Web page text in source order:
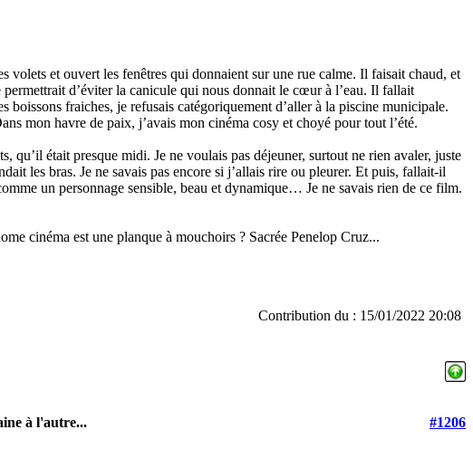
volets et ouvert les fenêtres qui donnaient sur une rue calme. Il faisait chaud, et
d’éviter la canicule qui nous donnait le cœur à l’eau. Il fallait
boissons fraiches, je refusais catégoriquement d’aller à la piscine municipale.
mon havre de paix, j’avais mon cinéma cosy et choyé pour tout l’été.
qu’il était presque midi. Je ne voulais pas déjeuner, surtout ne rien avaler, juste
les bras. Je ne savais pas encore si j’allais rire ou pleurer. Et puis, fallait-il
un personnage sensible, beau et dynamique… Je ne savais rien de ce film.
cinéma est une planque à mouchoirs ? Sacrée Penelop Cruz...
Contribution du : 15/01/2022 20:08
à l'autre...
#1206